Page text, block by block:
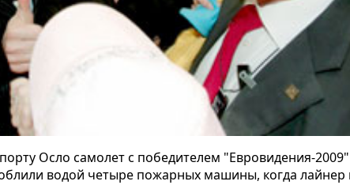
Осло самолет с победителем "Евровидения-
водой четыре пожарных машины, когда лайнер